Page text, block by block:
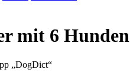
mit 6 Hunden
„DogDict“